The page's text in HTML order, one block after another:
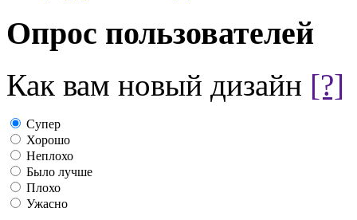
Опрос пользователей
Как вам новый дизайн [?]
Супер
Хорошо
Неплохо
Было лучше
Плохо
Ужасно